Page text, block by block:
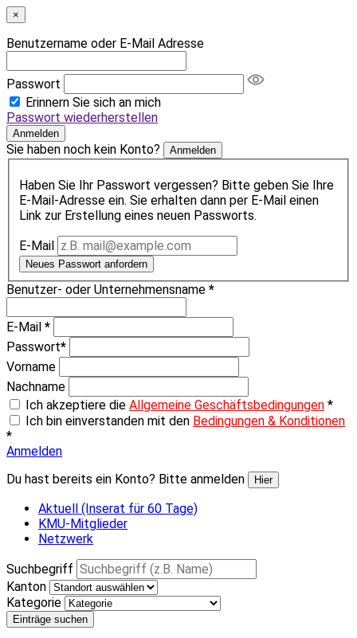
×
Benutzername oder E-Mail Adresse
Passwort
Erinnern Sie sich an mich
Passwort wiederherstellen
Anmelden
Sie haben noch kein Konto? Anmelden
Haben Sie Ihr Passwort vergessen? Bitte geben Sie Ihre
E-Mail-Adresse ein. Sie erhalten dann per E-Mail einen
Link zur Erstellung eines neuen Passworts.
E-Mail
Neues Passwort anfordern
Benutzer- oder Unternehmensname *
E-Mail *
Passwort*
Vorname
Nachname
Ich akzeptiere die Allgemeine Geschäftsbedingungen *
Ich bin einverstanden mit den Bedingungen & Konditionen
*
Anmelden
Du hast bereits ein Konto? Bitte anmelden
Hier
Aktuell (Inserat für 60 Tage)
KMU-Mitglieder
Netzwerk
Suchbegriff
Kanton
Kategorie
Einträge suchen